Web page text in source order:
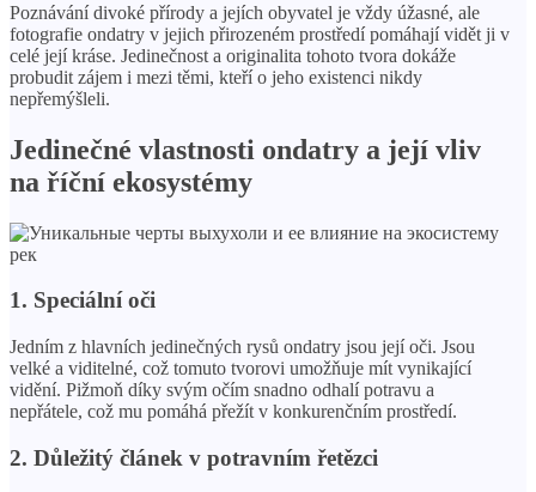
Poznávání divoké přírody a jejích obyvatel je vždy úžasné, ale
fotografie ondatry v jejich přirozeném prostředí pomáhají vidět ji v
celé její kráse. Jedinečnost a originalita tohoto tvora dokáže
probudit zájem i mezi těmi, kteří o jeho existenci nikdy
nepřemýšleli.
Jedinečné vlastnosti ondatry a její vliv
na říční ekosystémy
1. Speciální oči
Jedním z hlavních jedinečných rysů ondatry jsou její oči. Jsou
velké a viditelné, což tomuto tvorovi umožňuje mít vynikající
vidění. Pižmoň díky svým očím snadno odhalí potravu a
nepřátele, což mu pomáhá přežít v konkurenčním prostředí.
2. Důležitý článek v potravním řetězci